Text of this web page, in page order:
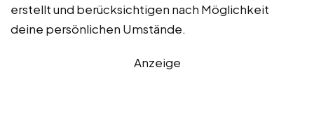
erstellt und berücksichtigen nach Möglichkeit
deine persönlichen Umstände.
Anzeige